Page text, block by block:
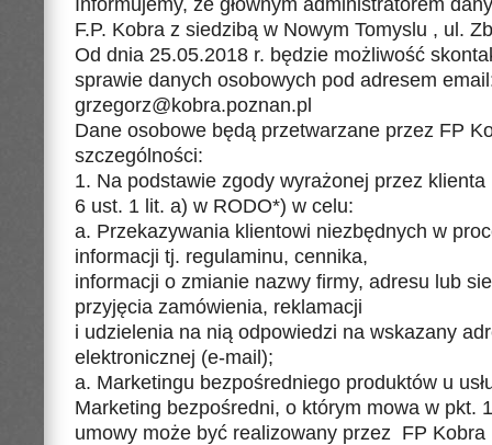
F.P. Kobra z siedzibą w Nowym Tomyslu , ul.
Od dnia 25.05.2018 r. będzie możliwość
sprawie danych osobowych pod adresem
grzegorz@kobra.poznan.pl
Dane osobowe będą przetwarzane przez FP
szczególności:
1. Na podstawie zgody wyrażonej przez
6 ust. 1 lit. a) w RODO*) w celu:
a. Przekazywania klientowi niezbędnych w
informacji tj. regulaminu, cennika,
informacji o zmianie nazwy firmy, adresu lub
przyjęcia zamówienia, reklamacji
i udzielenia na nią odpowiedzi na wskazany
elektronicznej (e-mail);
a. Marketingu bezpośredniego produktów u
Marketing bezpośredni, o którym mowa w pkt.
umowy może być realizowany przez FP Kobra